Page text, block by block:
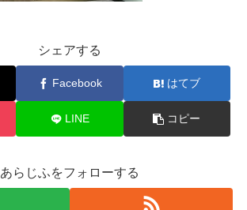
シェアする
Facebook はてブ
LINE コピー
あらじふをフォローする